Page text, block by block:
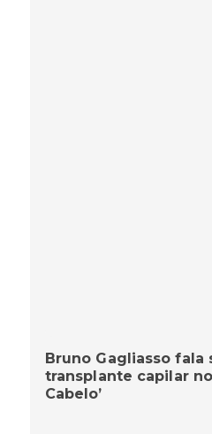
Bruno Gagliasso fala
transplante capilar
Cabelo’